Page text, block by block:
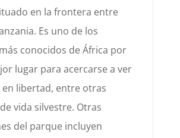
en la frontera entre
Es uno de los
conocidos de África por
lugar para acercarse a ver
en libertad, entre otras
vida silvestre. Otras
del parque incluyen